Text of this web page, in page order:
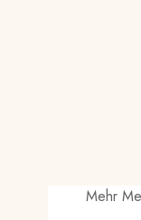
Mehr